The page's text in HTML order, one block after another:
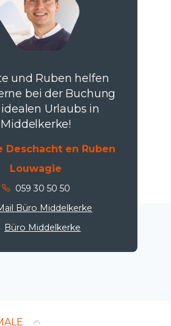
und Ruben helfen
bei der Buchung
Urlaubs in
Middelkerke!
Deschacht en Ruben
Louwagie
059 30 50 50
Büro Middelkerke
Büro Middelkerke